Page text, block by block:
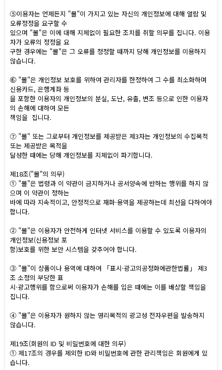
⑤이용자는 언제든지 "몰"이 가지고 있는 자신의 개인정보에 대해 열람 및
오류정정을 요구할 수
있으며 "몰"은 이에 대해 지체없이 필요한 조치를 취할 의무를 집니다. 이용
자가 오류의 정정을 요
구한 경우에는 "몰"은 그 오류를 정정할 때까지 당해 개인정보를 이용하지
않습니다.
⑥ "몰"은 개인정보 보호를 위하여 관리자를 한정하여 그 수를 최소화하며
신용카드, 은행계좌 등
을 포함한 이용자의 개인정보의 분실, 도난, 유출, 변조 등으로 인한 이용자
의 손해에 대하여 모든
책임을 집니다.
⑦ "몰" 또는 그로부터 개인정보를 제공받은 제3자는 개인정보의 수집목적
또는 제공받은 목적을
달성한 때에는 당해 개인정보를 지체없이 파기합니다.
제18조("몰"의 의무)
① "몰"은 법령과 이 약관이 금지하거나 공서양속에 반하는 행위를 하지 않
으며 이 약관이 정하는
바에 따라 지속적이고, 안정적으로 재화·용역을 제공하는데 최선을 다하여야
합니다.
② "몰"은 이용자가 안전하게 인터넷 서비스를 이용할 수 있도록 이용자의
개인정보(신용정보 포
함)보호를 위한 보안 시스템을 갖추어야 합니다.
③ "몰"이 상품이나 용역에 대하여 「표시·광고의공정화에관한법률」 제3
조 소정의 부당한 표
시·광고행위를 함으로써 이용자가 손해를 입은 때에는 이를 배상할 책임을
집니다.
④ "몰"은 이용자가 원하지 않는 영리목적의 광고성 전자우편을 발송하지
않습니다.
제19조(회원의 ID 및 비밀번호에 대한 의무)
① 제17조의 경우를 제외한 ID와 비밀번호에 관한 관리책임은 회원에게 있
습니다.